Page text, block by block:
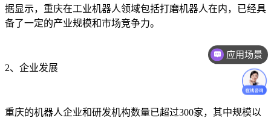
据显示，重庆在工业机器人领域包括打磨机器人在内，已经具
备了一定的产业规模和市场竞争力。
2、企业发展
重庆的机器人企业和研发机构数量已超过300家，其中规模以
应用场景